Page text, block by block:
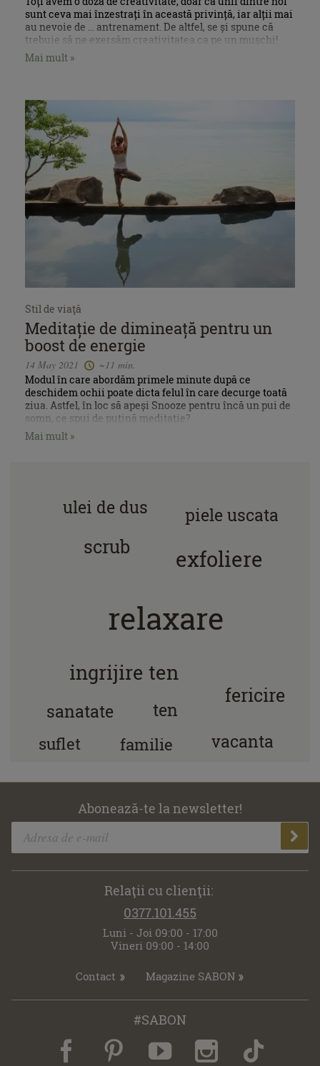
sunt ceva mai înzestrați în această privință, iar alții mai
au nevoie de ... antrenament. De altfel, se și spune că
trebuie să ne exersăm creativitatea ca pe un mușchi!
Mai mult »
Stil de viaţă
Meditație de dimineață pentru un
boost de energie
14 May 2021
~11 min.
Modul în care abordăm primele minute după ce
deschidem ochii poate dicta felul în care decurge toată
ziua. Astfel, în loc să apeși Snooze pentru încă un pui de
somn, ce spui de puțină meditație?
Mai mult »
relaxare
exfoliere
ingrijire ten
scrub
fericire
piele uscata
sanatate ten
ulei de dus
vacanta
suflet familie
Abonează-te la newsletter!
Relaţii cu clienţii:
0377.101.455
Luni - Joi 09:00 - 17:00
Vineri 09:00 - 14:00
Contact Magazine SABON
#SABON